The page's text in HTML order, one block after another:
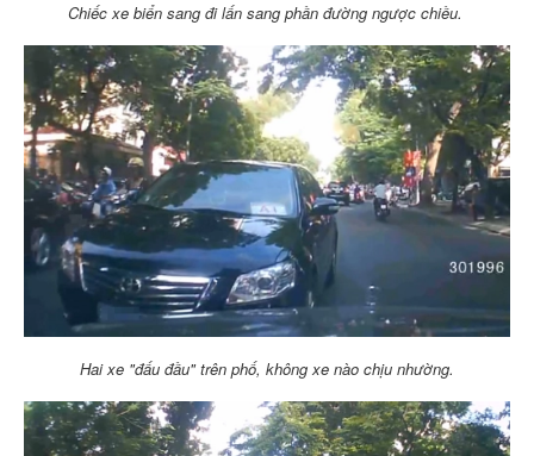
Chiếc xe biển sang đi lấn sang phần đường ngược chiều.
Hai xe "đấu đầu" trên phố, không xe nào chịu nhường.